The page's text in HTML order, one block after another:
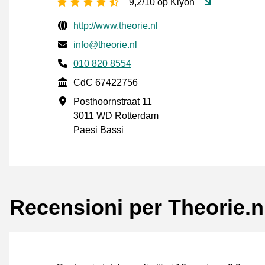
Informazioni di contatto verificate
Website URL
http://www.theorie.nl
Mail
info@theorie.nl
Phone number
010 820 8554
CdC
CdC 67422756
Indirizzo commerciale
Posthoornstraat 11
3011 WD Rotterdam
Paesi Bassi
Recensioni per